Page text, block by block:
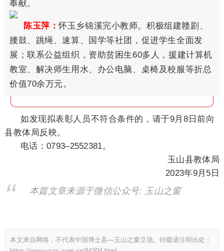
奉献。
陈玉萍：怀玉乡锦溪完小教师。积极组建赣剧、
腰鼓、跳绳、速算、国学等社团，促进学生全面发
展；联系公益组织，资助贫困生60多人，援建计算机
教室、解决师生用水、办公电脑、桌椅及校服等折总
价值70余万元。
如发现拟表彰人员不符合条件的，请于9月8日前向
县教体局反映。
电话：0793–2552381。
玉山县教体局
2023年9月5日
本篇文章来源于微信公众号: 玉山之窗
本文来自网络，不代表中国博士县—玉山之窗立场。转载请注明出处：